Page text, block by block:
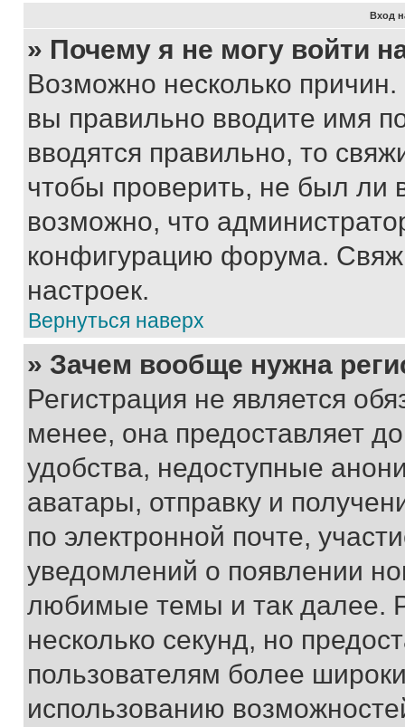
Вход
» Почему я не могу войти
Возможно несколько
вы правильно вводите имя
вводятся правильно, то
чтобы проверить, не был ли
возможно, что
конфигурацию форума.
настроек.
Вернуться наверх
» Зачем вообще нужна
Регистрация не является
менее, она предоставляет
удобства, недоступные
аватары, отправку и
по электронной почте,
уведомлений о появлении
любимые темы и так далее.
несколько секунд, но
пользователям более
использованию